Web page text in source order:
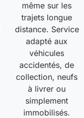
même sur les
trajets longue
distance. Service
adapté aux
véhicules
accidentés, de
collection, neufs
à livrer ou
simplement
immobilisés.